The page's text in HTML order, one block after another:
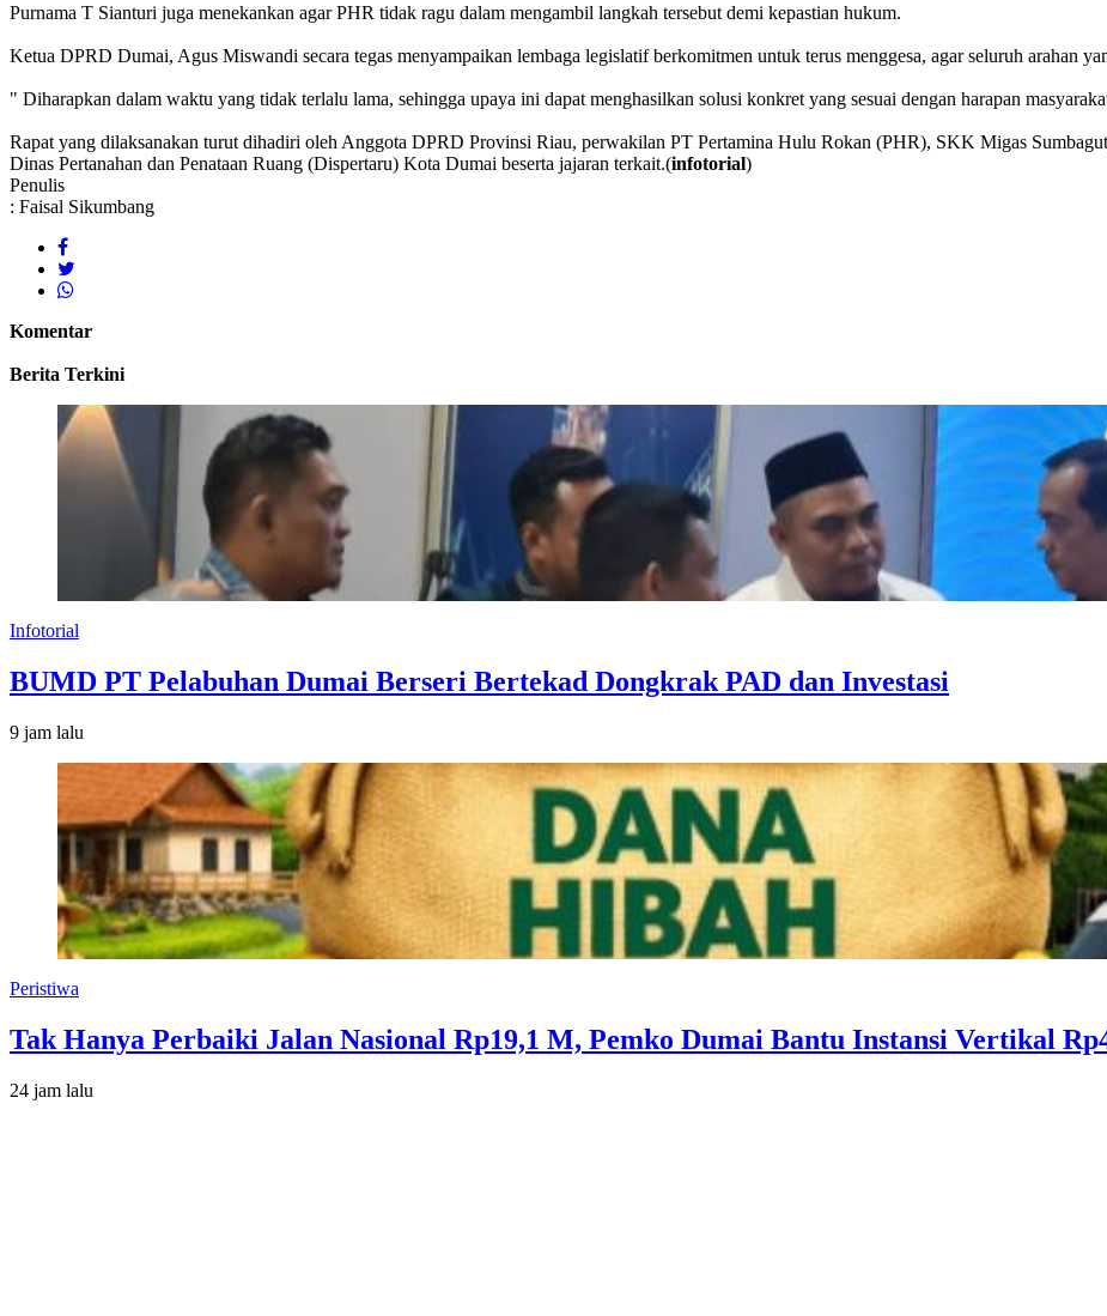
Purnama T Sianturi juga menekankan agar PHR tidak ragu dalam mengambil langkah tersebut demi kepastian hukum.
Ketua DPRD Dumai, Agus Miswandi secara tegas menyampaikan lembaga legislatif berkomitmen untuk terus menggesa, agar seluruh arahan
" Diharapkan dalam waktu yang tidak terlalu lama, sehingga upaya ini dapat menghasilkan solusi konkret yang sesuai dengan harapan
Rapat yang dilaksanakan turut dihadiri oleh Anggota DPRD Provinsi Riau, perwakilan PT Pertamina Hulu Rokan (PHR), SKK Migas
Dinas Pertanahan dan Penataan Ruang (Dispertaru) Kota Dumai beserta jajaran terkait.(infotorial)
Penulis
: Faisal Sikumbang
Komentar
Berita Terkini
Infotorial
BUMD PT Pelabuhan Dumai Berseri Bertekad Dongkrak PAD dan Investasi
9 jam lalu
Peristiwa
Tak Hanya Perbaiki Jalan Nasional Rp19,1 M, Pemko Dumai Bantu Instansi Vertikal
24 jam lalu